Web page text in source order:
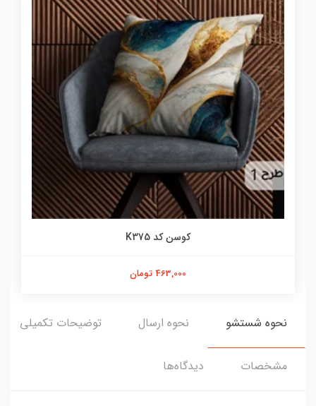
کوسن کد K375
463,000 تومان
نحوه شستشو نحوه ارسال توضیحات تکمیلی
مشخصات دیدگاه‌ها